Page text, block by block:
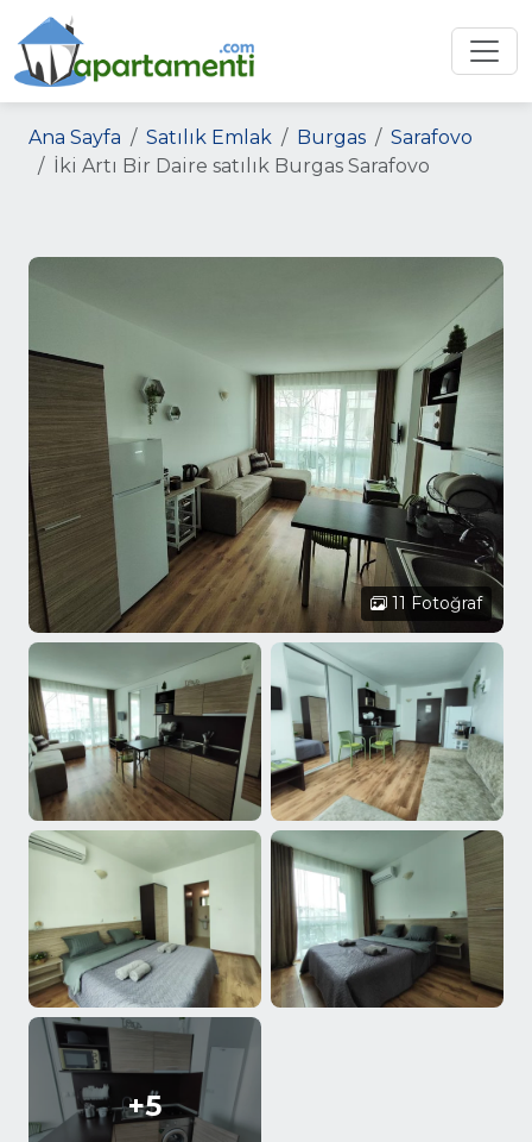
Ana Sayfa Satılık Emlak Burgas
Sarafovo
İki Artı Bir Daire satılık Burgas Sarafovo
11 Fotoğraf
+5